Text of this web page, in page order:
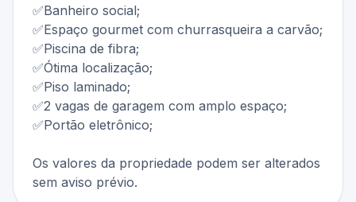
✅Banheiro social;
✅Espaço gourmet com churrasqueira a carvão;
✅Piscina de fibra;
✅Ótima localização;
✅Piso laminado;
✅2 vagas de garagem com amplo espaço;
✅Portão eletrônico;
Os valores da propriedade podem ser alterados
sem aviso prévio.